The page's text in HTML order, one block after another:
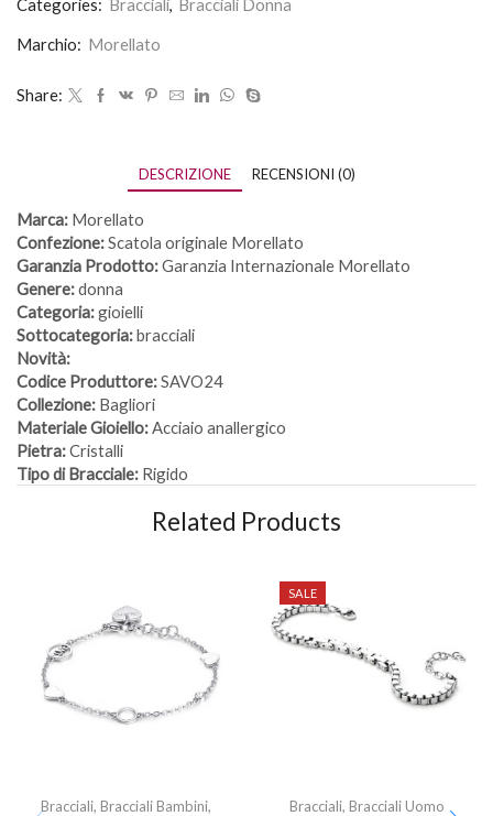
Categories: Bracciali, Bracciali Donna
Marchio: Morellato
Share:
DESCRIZIONE RECENSIONI (0)
Marca: Morellato
Confezione:Scatola originale Morellato
Garanzia Prodotto:Garanzia Internazionale Morellato
Genere:donna
Categoria:gioielli
Sottocategoria:bracciali
Novità:
Codice Produttore:SAVO24
Collezione: Bagliori
Materiale Gioiello:Acciaio anallergico
Pietra:Cristalli
Tipo di Bracciale: Rigido
Related Products
Bracciali, Bracciali Bambini,
SALE
Bracciali, Bracciali Uomo